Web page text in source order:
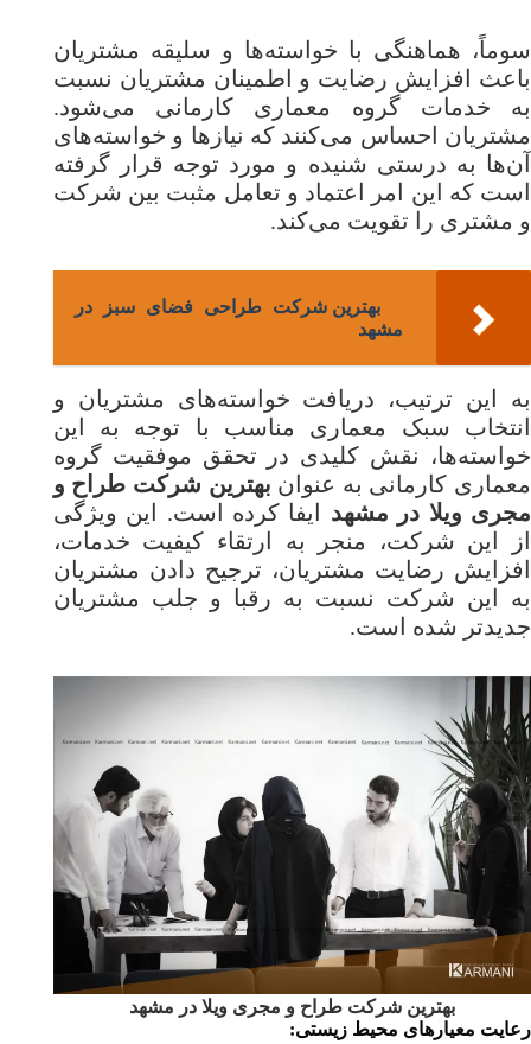
سوماً، هماهنگی با خواسته‌ها و سلیقه مشتریان
باعث افزایش رضایت و اطمینان مشتریان نسبت
به خدمات گروه معماری کارمانی می‌شود.
مشتریان احساس می‌کنند که نیازها و خواسته‌های
آن‌ها به درستی شنیده و مورد توجه قرار گرفته
است که این امر اعتماد و تعامل مثبت بین شرکت
و مشتری را تقویت می‌کند.
بهترین شرکت طراحی فضای سبز در
مشهد
به این ترتیب، دریافت خواسته‌های مشتریان و
انتخاب سبک معماری مناسب با توجه به این
خواسته‌ها، نقش کلیدی در تحقق موفقیت گروه
معماری کارمانی به عنوان بهترین شرکت طراح و
مجری ویلا در مشهد ایفا کرده است. این ویژگی
از این شرکت، منجر به ارتقاء کیفیت خدمات،
افزایش رضایت مشتریان، ترجیح دادن مشتریان
به این شرکت نسبت به رقبا و جلب مشتریان
جدیدتر شده است.
بهترین شرکت طراح و مجری ویلا در مشهد
رعایت معیارهای محیط زیستی: